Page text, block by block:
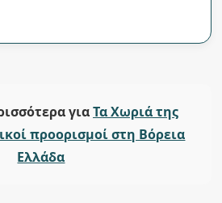
γιαΤα Χωριά της
προορισμοί στη Βόρεια
Ελλάδα